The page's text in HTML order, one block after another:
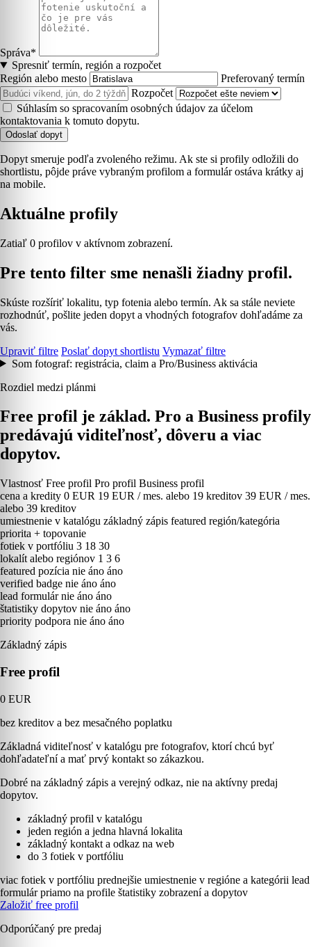
Správa*
Spresniť termín, región a rozpočet
Región alebo mesto
Preferovaný termín
Rozpočet
Súhlasím so spracovaním osobných údajov za účelom
kontaktovania k tomuto dopytu.
Odoslať dopyt
Dopyt smeruje podľa zvoleného režimu. Ak ste si profily odložili do
shortlistu, pôjde práve vybraným profilom a formulár ostáva krátky aj
na mobile.
Aktuálne profily
Zatiaľ 0 profilov v aktívnom zobrazení.
Pre tento filter sme nenašli žiadny profil.
Skúste rozšíriť lokalitu, typ fotenia alebo termín. Ak sa stále neviete
rozhodnúť, pošlite jeden dopyt a vhodných fotografov dohľadáme za
vás.
Upraviť filtre Poslať dopyt shortlistu Vymazať filtre
Som fotograf: registrácia, claim a Pro/Business aktivácia
Rozdiel medzi plánmi
Free profil je základ. Pro a Business profily
predávajú viditeľnosť, dôveru a viac
dopytov.
Vlastnosť Free profil Pro profil Business profil
cena a kredity 0 EUR 19 EUR / mes. alebo 19 kreditov 39 EUR / mes.
alebo 39 kreditov
umiestnenie v katalógu základný zápis featured región/kategória
priorita + topovanie
fotiek v portfóliu 3 18 30
lokalít alebo regiónov 1 3 6
featured pozícia nie áno áno
verified badge nie áno áno
lead formulár nie áno áno
štatistiky dopytov nie áno áno
priority podpora nie áno áno
Základný zápis
Free profil
0 EUR
bez kreditov a bez mesačného poplatku
Základná viditeľnosť v katalógu pre fotografov, ktorí chcú byť
dohľadateľní a mať prvý kontakt so zákazkou.
Dobré na základný zápis a verejný odkaz, nie na aktívny predaj
dopytov.
základný profil v katalógu
jeden región a jedna hlavná lokalita
základný kontakt a odkaz na web
do 3 fotiek v portfóliu
viac fotiek v portfóliu prednejšie umiestnenie v regióne a kategórii lead
formulár priamo na profile štatistiky zobrazení a dopytov
Založiť free profil
Odporúčaný pre predaj